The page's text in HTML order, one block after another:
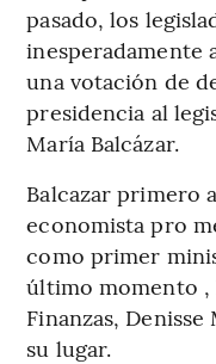
pasado, los
inesperadamente
una votación de
presidencia al
María Balcázar.
Balcazar primero
economista pro
como primer
último momento ,
Finanzas,
su lugar.